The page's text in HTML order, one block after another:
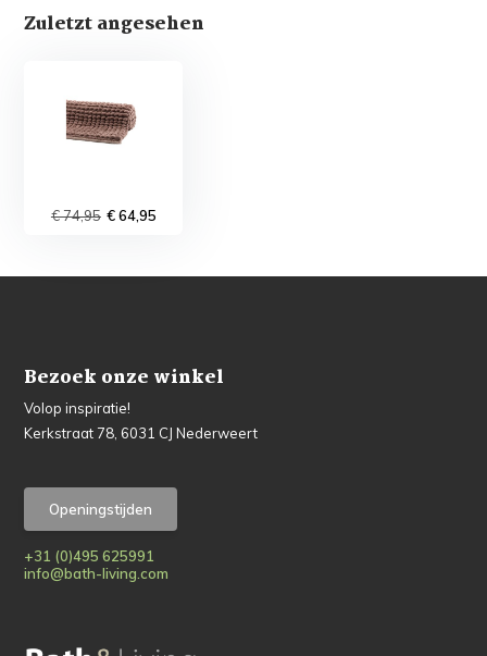
Zuletzt angesehen
€ 74,95 € 64,95
Bezoek onze winkel
Volop inspiratie!
Kerkstraat 78, 6031 CJ Nederweert
Openingstijden
+31 (0)495 625991
info@bath-living.com